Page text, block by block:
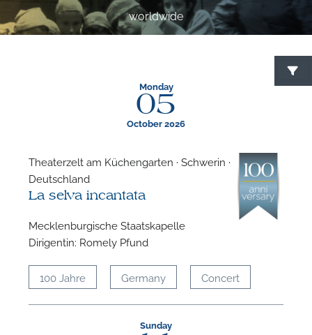
worldwide
Monday
05
October 2026
Theaterzelt am Küchengarten · Schwerin ·
Deutschland
La selva incantata
Mecklenburgische Staatskapelle
Dirigentin: Romely Pfund
100 Jahre Germany Concert
Sunday